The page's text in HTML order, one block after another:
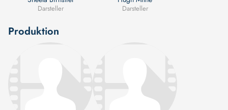
Darsteller Darsteller
Produktion